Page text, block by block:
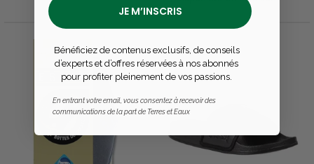
JE M’INSCRIS
Bénéficiez de contenus exclusifs, de conseils
d’experts et d’offres réservées à nos abonnés
pour profiter pleinement de vos passions.
En entrant votre email, vous consentez à recevoir des
communications de la part de Terres et Eaux